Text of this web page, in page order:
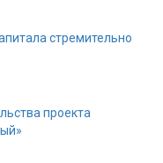
стремительно
проекта